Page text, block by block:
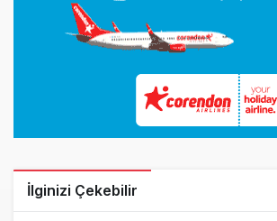
İlginizi Çekebilir